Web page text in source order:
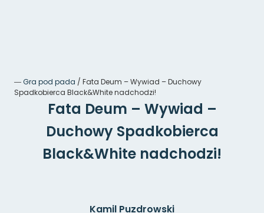
―Gra pod pada / Fata Deum – Wywiad – Duchowy
Spadkobierca Black&White nadchodzi!
Fata Deum – Wywiad –
Duchowy Spadkobierca
Black&White nadchodzi!
Kamil Puzdrowski